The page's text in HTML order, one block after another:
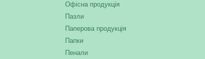
Офісна продукція
Пазли
Паперова продукція
Папки
Пенали